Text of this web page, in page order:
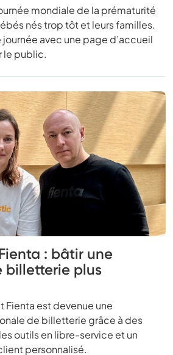
mondiale de la prématurité
nés trop tôt et leurs familles.
avec une page d’accueil
le public.
: bâtir une
billetterie plus
Fienta est devenue une
de billetterie grâce à des
outils en libre-service et un
personnalisé.